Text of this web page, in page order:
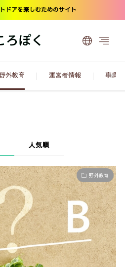
ドアを楽しむためのサイト
外教育 運営者情報 事業
人気順
野外教育